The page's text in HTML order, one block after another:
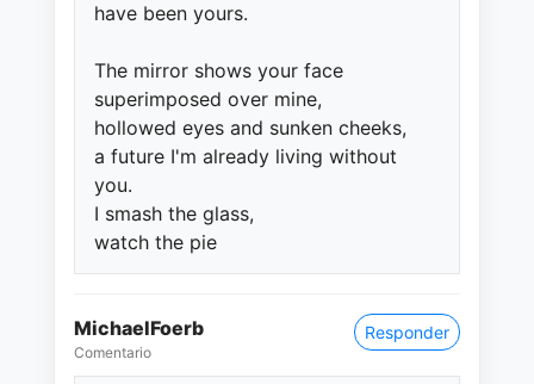
have been yours.
The mirror shows your face
superimposed over mine,
hollowed eyes and sunken cheeks,
a future I'm already living without
you.
I smash the glass,
watch the pie
MichaelFoerb
Comentario
Responder